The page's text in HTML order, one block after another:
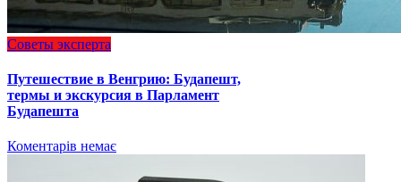
Советы эксперта
Путешествие в Венгрию: Будапешт,
термы и экскурсия в Парламент
Будапешта
Коментарів немає